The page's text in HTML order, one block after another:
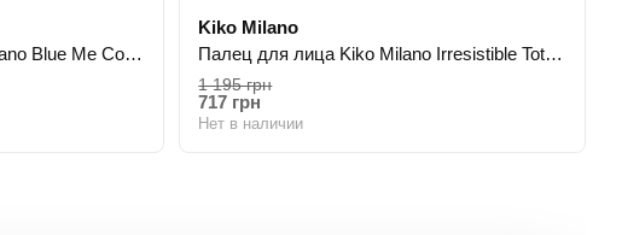
Палетка для лица Kiko Milano Blue Me Complete Look Face Palette 15,5 г
Kiko Milano
Палец для лица Kiko Milano Irresistible Total Look Face Powder Palette №01 Light-Medium 15 г
1 195 грн
717 грн
Нет в наличии